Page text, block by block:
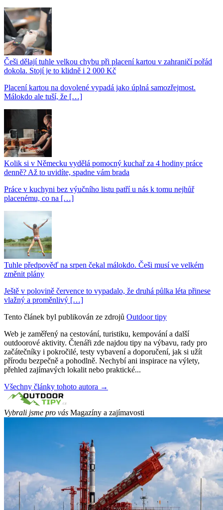
Češi dělají tuhle velkou chybu při placení kartou v zahraničí pořád
dokola. Stojí je to klidně i 2 000 Kč
Placení kartou na dovolené vypadá jako úplná samozřejmost.
Málokdo ale tuší, že […]
Kolik si v Německu vydělá pomocný kuchař za 4 hodiny práce
denně? Až to uvidíte, spadne vám brada
Práce v kuchyni bez výučního listu patří u nás k tomu nejhůř
placenému, co na […]
Tuhle předpověď na srpen čekal málokdo. Češi musí ve velkém
změnit plány
Ještě v polovině července to vypadalo, že druhá půlka léta přinese
vlažný a proměnlivý […]
Tento článek byl publikován ze zdrojů Outdoor tipy
Web je zaměřený na cestování, turistiku, kempování a další
outdoorové aktivity. Čtenáři zde najdou tipy na výbavu, rady pro
začátečníky i pokročilé, testy vybavení a doporučení, jak si užít
přírodu bezpečně a pohodlně. Nechybí ani inspirace na výlety,
přehled zajímavých lokalit nebo praktické...
Všechny články tohoto autora →
Vybrali jsme pro vás Magazíny a zajímavosti